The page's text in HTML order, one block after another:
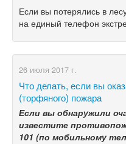
Если вы потерялись в
на единый телефон
26 июля 2017 г.
Что делать, если вы
(торфяного) пожара
Если вы обнаружили
известите
101 (по мобильному